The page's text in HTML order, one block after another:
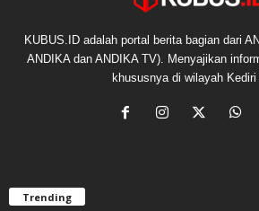
KUBUS.ID adalah portal berita bagian dari
ANDIKA dan ANDIKA TV). Menyajikan
khususnya di wilayah Kediri
Trending